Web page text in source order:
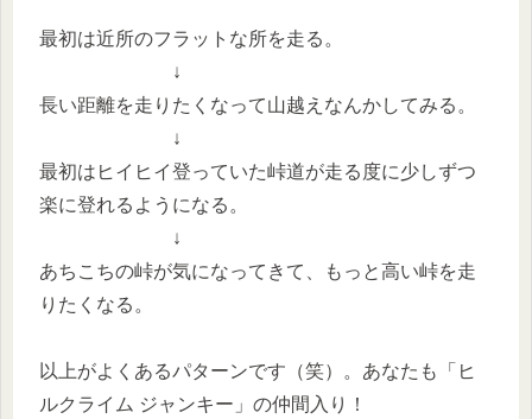
最初は近所のフラットな所を走る。
↓
長い距離を走りたくなって山越えなんかしてみる。
↓
最初はヒイヒイ登っていた峠道が走る度に少しずつ
楽に登れるようになる。
↓
あちこちの峠が気になってきて、もっと高い峠を走
りたくなる。
以上がよくあるパターンです（笑）。あなたも「ヒ
ルクライム ジャンキー」の仲間入り！